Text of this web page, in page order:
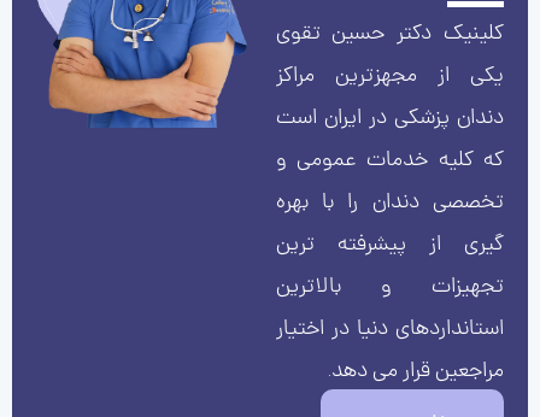
کلینیک دکتر حسین تقوی
یکی از مجهزترین مراکز
دندان پزشکی در ایران است
که کلیه خدمات عمومی و
تخصصی دندان را با بهره
گیری از پیشرفته ترین
تجهیزات و بالاترین
استانداردهای دنیا در اختیار
مراجعین قرار می دهد.